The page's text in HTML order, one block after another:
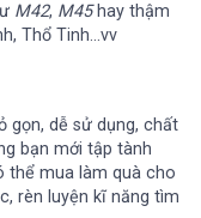
M42, M45hay thậm
Thổ Tinh…vv
gọn, dễ sử dụng, chất
bạn mới tập tành
thể mua làm quà cho
rèn luyện kĩ năng tìm